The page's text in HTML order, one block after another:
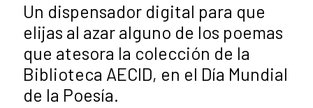
Un dispensador digital para que
elijas al azar alguno de los poemas
que atesora la colección de la
Biblioteca AECID, en el Día Mundial
de la Poesía.